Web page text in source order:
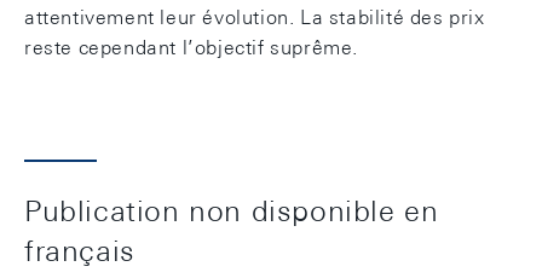
attentivement leur évolution. La stabilité des prix
reste cependant l’objectif suprême.
Publication non disponible en
français